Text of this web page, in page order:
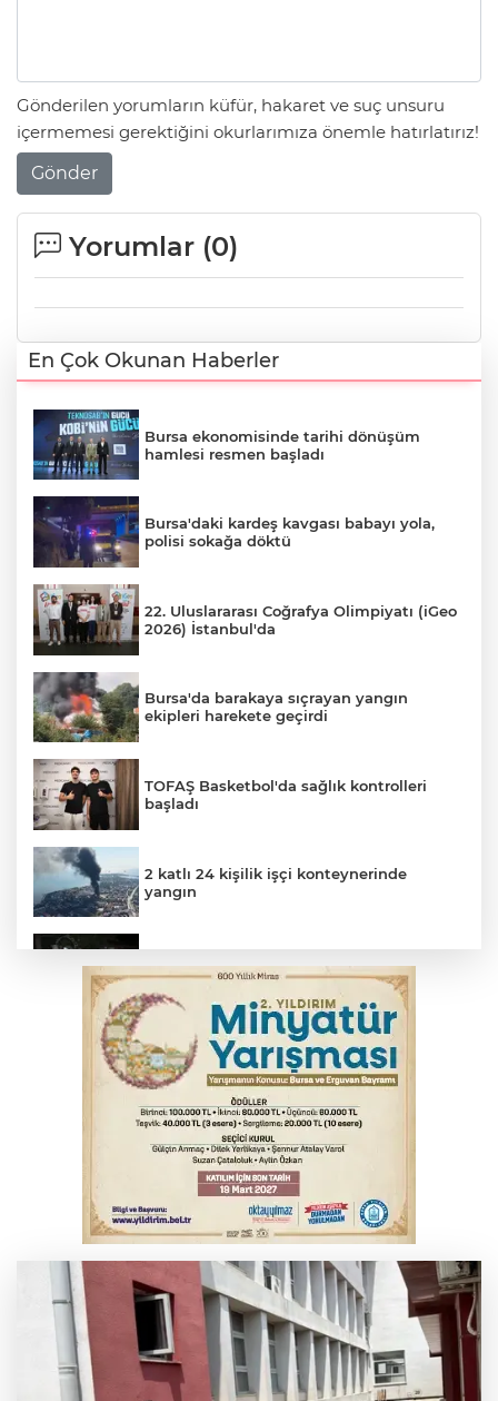
Gönderilen yorumların küfür, hakaret ve suç unsuru
içermemesi gerektiğini okurlarımıza önemle hatırlatırız!
Gönder
Yorumlar (0)
En Çok Okunan Haberler
Bursa ekonomisinde tarihi dönüşüm
hamlesi resmen başladı
Bursa'daki kardeş kavgası babayı yola,
polisi sokağa döktü
22. Uluslararası Coğrafya Olimpiyatı (iGeo
2026) İstanbul'da
Bursa'da barakaya sıçrayan yangın
ekipleri harekete geçirdi
TOFAŞ Basketbol'da sağlık kontrolleri
başladı
2 katlı 24 kişilik işçi konteynerinde
yangın
duvarına tosladı
Bursa'da yolcu otobüsünün çarptığı
kadın ağır yaralandı
Uludağ İçecek, 1. FC Nürnberg’in resmi
sponsoru oldu
'Yeni nesil suç örgütlerine' dev operasyon